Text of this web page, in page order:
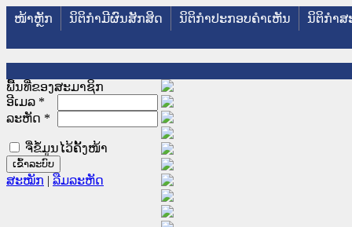
ໜ້າຫຼັກ ນິຕິກໍາມີຜົນສັກສິດ ນິຕິກໍາປະກອບຄໍາເຫັນ ນິຕິກໍາສ
ພື້ນທີ່ຂອງສະມາຊິກ
ອີເມລ *
ລະຫັດ *
ຈື່ຂໍ້ມູນໄວ້ຄັ້ງໜ້າ
ສະໝັກ | ລືມລະຫັດ